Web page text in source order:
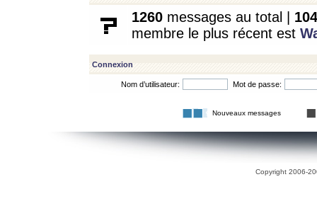
1260 messages au total | 104
membre le plus récent est
Connexion
Nom d’utilisateur: Mot de passe:
Nouveaux messages
Copyright 2006-